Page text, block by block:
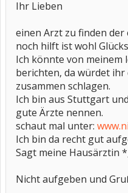
Ihr Lieben
einen Arzt zu finden
noch hilft ist wohl
Ich könnte von meinem
berichten, da würdet
zusammen schlagen.
Ich bin aus Stuttgart
gute Ärzte nennen.
schaut mal unter:
Ich bin da recht gut
Sagt meine Hausärztin
Nicht aufgeben und